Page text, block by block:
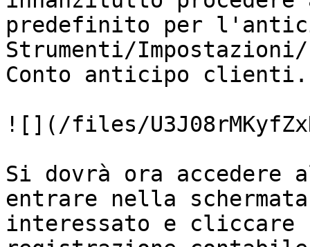
predefinito per
Strumenti/
Conto anticipo clienti.
![](/files/
Si dovrà ora accedere
entrare nella
interessato e cliccare